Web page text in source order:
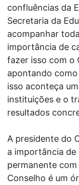
confluências da
Secretaria da
acompanhar
importância de
fazer isso com o
apontando
isso aconteça
instituições e o
resultados
A presidente do
a importância de
permanente com
Conselho é um